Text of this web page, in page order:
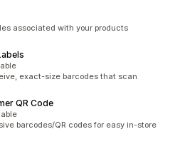
associated with your products
exact-size barcodes that scan
QR Code
barcodes/QR codes for easy in-store